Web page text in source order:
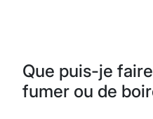
Que puis-je
fumer ou de